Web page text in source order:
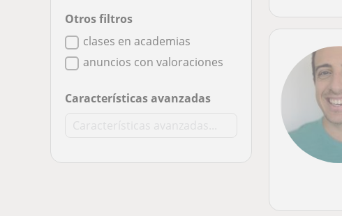
Otros filtros
clases en academias
anuncios con valoraciones
Características avanzadas